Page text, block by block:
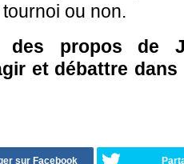
ou non.
des propos de
et débattre dans
sur Facebook